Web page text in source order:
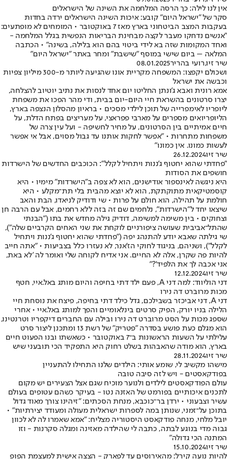
אין לנו לילה: כך הרסה המלחמה את השינה של הישראלים
סקר של "ישראל היום" קובע: איכות השינה הישראלים ירדה בחדות
בעקבות המצב הביטחוני בארץ מאז 7 באוקטובר • המומחים לא מופתעים:
"אנשים נדחקו מעבר לקצה מבחינת הבריאות הנפשית בגלל המלחמה -
ואחד המקומות שזה בא לידי ביטוי בהם הוא בלילה, בשינה" • הכתבה
המלאה – ביום שישי במוסף "שישבת" ומחר באתר "ישראל היום"
שיר זיו,רועי בהריר08.01.2025
ושכולם יקפצו: המשפחה מקריית אונו שהגיעה ליותר מ-300 מיליון צפיות
וכבשה את ישראל
אמא רונית ואבא ג'ונתן החליטו יום אחד לנסות את נתיב יוטיוב להצלחה,
יצרו סרטונים בהשראת חיי היום-יום בבית, ודי מהר הפכו את משפחת
ליופריו לאימפרייה של תוכן לילדי מסכים • בראיון מהסלון הנצפה בארץ,
הליופריואים מספרים על מארבי פפראצי, על מעריצים בפתח הדלת, על
חיים אמיתיים בין הסרטונים, על מחיר לחשיפה - ועל עין צרה של
משפחות מתחרות • "אפשר לחקות אותנו עד גבול מסוים, אבל אי אפשר
לעשות כמונו. אין כמונו"
שיר זיו26.12.2024
"פחדתי שהוא יחטוף ג'ננות ויתחיל לקלל": הכוכבים החדשים של הישרדות
חושפים את הסודות
היא ניגשה לאינספור אודישנים, הוא לא צפה ב"הישרדות" מימיו • היא
קוסמטיקאית מתוקתקת, הוא לא יוצא מהבית בלי תת־מקלע • היא
חולמת על תהילה, הוא חולם על פרות • שי ודודיק לניאדו, הבת והאב
שיצאו יחד ל"הישרדות", נלחמים שם זה בזה ללא רחמים, אבל עם הרבה חן
וצחוקים • בין משימה למשימה, דודיק גילה מחדש את בתו ("הבנתי
שהתל־אביבית שעושה ציפורניים לוקחת את שני האחים הקרביים שלה"),
שי גילתה שאבא יודע להתנהג יפה ("פחדתי שהוא יחטוף ג'ננות ויתחיל
לקלל"), ושניהם, בניגוד לחוקי הז'אנר, לא נעזרו כלל בצביעות • "אתה חייב
להיות פה שקרן, אלה לא החיים. אני אדיח לקוחה שלי ואומר לה 'לא באת,
אני אכבה לך את הלפיד'?"
שיר זיו12.12.2024
דני הוליווד: למה דני A, פעם ילד דתי בחיפה והיום מותג באל.איי, חטף
מכות מרוברט דה נירו
דני A, דני אביכזר בשבילכם, גדל כילד דתי בחיפה, פיצח את נוסחת חיי
הלילה בניו יורק, הפיק סרטים בינלאומיים והפך למותג באל.איי • אחרי
שספג מכות על הסט מרוברט דה נירו ובילה עם החברים דיקפריו וטרנטינו,
הוא מגלם כעת פושע בסדרה "פטריק" של רשת 13 ומתכנן ליצור סרט
עלילתי על השעות הראשונות ב־7 באוקטובר • כשאשתו ובנו הפעוט חיים
בארץ, הוא מודה שהאבהות בשלט רחוק היא התפקיד הכי תובעני שיש
שיר זיו28.11.2024
מישהו מקשיב לי, שומע אותי: הילדים שלנו התחילו להתעניין
בפודקאסטים - ויש לזה סיבה טובה
עולם הפודקאסטים לילדים ולנוער מוכיח שגם אצל הצעירים יש מקום
לתכנים איכותיים בפורמט של האזנה נטו - בעיקר כשהם עטופים בעולם
עשיר וצבעוני • ירדן בר־כוכבא, מנחת הסכתים: "זיהינו צורך מאוד גדול
בתוכן על־זמני, שנותן במה לספרות ישראלית מעולה ומעודד יצירתיות" •
יובל מלחי, מנחה פודקאסט היסטוריה מצליח: "אמא שאמרו לה לא לכוון
גבוה מדי בנוגע לבתה, כתבה לי שהילדה מאזינה ומגלה סקרנות - וזו
המתנה הכי גדולה"
שיר זיו15.10.2024
להיות נועה קירל: מהאירוסים עד לפארק - הצצה אישית למעצמת הפופ